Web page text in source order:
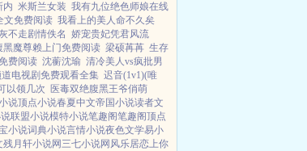
内 米斯兰女装 我有九位绝色师娘在线
文免费阅读 我看上的美人命不久矣
不走剧情佚名 娇宠贵妃凭君风流
黑魔尊赖上门免费阅读 梁硕苒苒 生存
费阅读 沈蘅沈瑜 清冷美人vs疯批男
电视剧免费观看全集 迟音(1v1)(唯
以领几次
医毒双绝腹黑王爷俏萌
说顶点小说春夏中文帝国小说读者文
联盟小说模特小说笔趣阁笔趣阁顶点
小说词典小说言情小说夜色文学易小
残月轩小说网 三七小说网 风乐居恋上你